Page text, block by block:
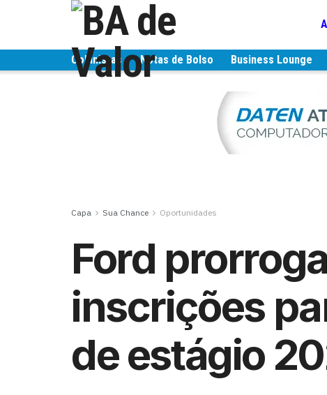
Colunistas Notas de Bolso Business Lounge
Capa Sua Chance Oportunidades
Ford
inscrições
de estágio